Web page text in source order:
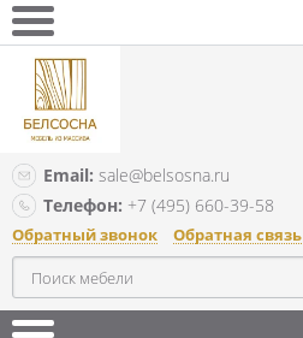
Email: sale@belsosna.ru
Телефон: +7 (495) 660-39-58
Обратный звонок Обратная связь